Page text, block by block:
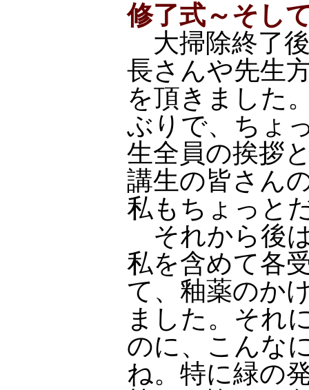
修了式～そし
大掃除終了
長さんや先生
を頂きました
ぶりで、ちょ
生全員の挨拶
講生の皆さん
私もちょっと
それから後
私を含めて各
て、釉薬のか
ました。それ
のに、こんな
ね。特に緑の